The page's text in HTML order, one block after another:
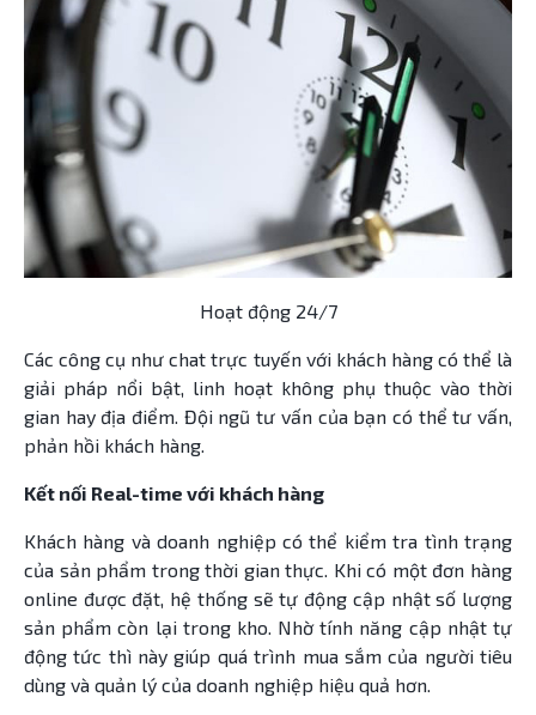
Hoạt động 24/7
Các công cụ như chat trực tuyến với khách hàng có thể là
giải pháp nổi bật, linh hoạt không phụ thuộc vào thời
gian hay địa điểm. Đội ngũ tư vấn của bạn có thể tư vấn,
phản hồi khách hàng.
Kết nối Real-time với khách hàng
Khách hàng và doanh nghiệp có thể kiểm tra tình trạng
của sản phẩm trong thời gian thực. Khi có một đơn hàng
online được đặt, hệ thống sẽ tự động cập nhật số lượng
sản phẩm còn lại trong kho. Nhờ tính năng cập nhật tự
động tức thì này giúp quá trình mua sắm của người tiêu
dùng và quản lý của doanh nghiệp hiệu quả hơn.